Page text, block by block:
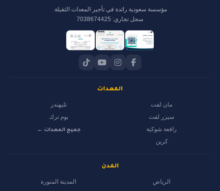
مؤسسة سعودية رائدة في تأجير المعدات الثقيلة.
سجل تجاري: 7038674425
المعدات
مان لفت
سيزر لفت
رافعة شوكية
كرين
تليهندر
بوم ترك
جميع المعدات ←
المدن
الرياض
المدينة المنورة